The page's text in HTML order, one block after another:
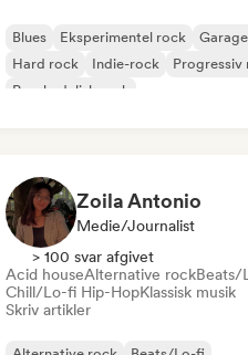
Blues Eksperimentel rock
Hard rock
Indie-rock
Progressiv
Psychedelisk rock
Zoila Antonio
Medie/journalist
> 100 svar afgivet
Acid houseAlternative rockBeats/
Chill/Lo-fi Hip-HopKlassisk musik
Skriv artikler